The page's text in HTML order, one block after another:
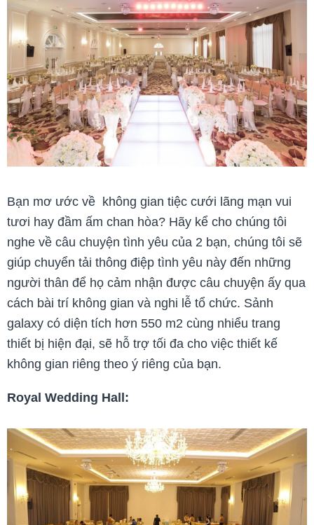
Bạn mơ ước về không gian tiệc cưới lãng mạn vui
tươi hay đầm ấm chan hòa? Hãy kể cho chúng tôi
nghe về câu chuyện tình yêu của 2 bạn, chúng tôi sẽ
giúp chuyển tải thông điệp tình yêu này đến những
người thân để họ cảm nhận được câu chuyện ấy qua
cách bài trí không gian và nghi lễ tổ chức. Sảnh
galaxy có diện tích hơn 550 m2 cùng nhiểu trang
thiết bị hiện đại, sẽ hỗ trợ tối đa cho việc thiết kế
không gian riêng theo ý riêng của bạn.
Royal Wedding Hall: